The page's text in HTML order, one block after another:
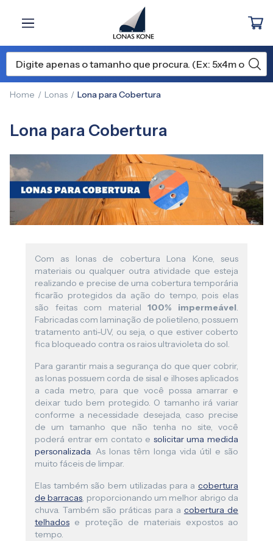
Home Lonas Lona para Cobertura
Lona para Cobertura
Com as lonas de cobertura Lona Kone, seus
materiais ou qualquer outra atividade que esteja
realizando e precise de uma cobertura temporária
ficarão protegidos da ação do tempo, pois elas
são feitas com material100% impermeável.
Fabricadas com laminação de polietileno, possuem
tratamento anti-UV, ou seja, o que estiver coberto
fica bloqueado contra os raios ultravioleta do sol.
Para garantir mais a segurança do que quer cobrir,
as lonas possuem corda de sisal e ilhoses aplicados
a cada metro, para que você possa amarrar e
deixar tudo bem protegido. O tamanho irá variar
conforme a necessidade desejada, caso precise
de um tamanho que não tenha no site, você
poderá entrar em contato e solicitar uma medida
personalizada. As lonas têm longa vida útil e são
muito fáceis de limpar.
Elas também são bem utilizadas para a cobertura
de barracas, proporcionando um melhor abrigo da
chuva. Também são práticas para a cobertura de
telhados e proteção de materiais expostos ao
tempo.